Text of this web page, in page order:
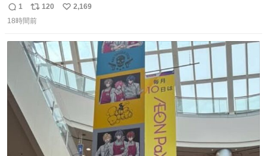
もはや貴族じゃん！
返
信
1
リ
ポ
ト
数
120
い
数
2,169
18時間前